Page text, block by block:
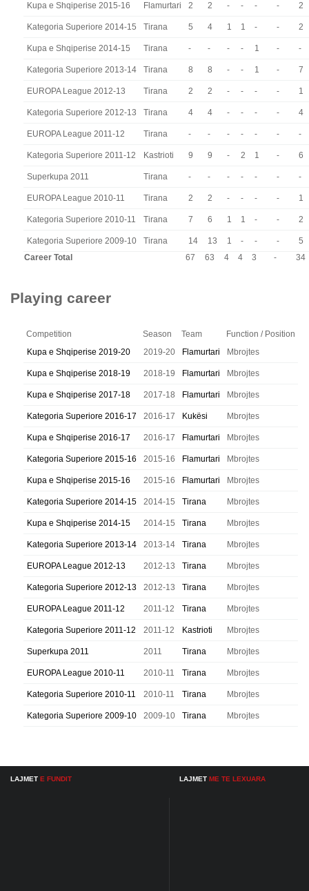
Kupa e Shqiperise 2015-16 Flamurtari 2 2 - - - - 2
Kategoria Superiore 2014-15 Tirana 5 4 1 1 - - 2
Kupa e Shqiperise 2014-15 Tirana - - - - 1 - -
Kategoria Superiore 2013-14 Tirana 8 8 - - 1 - 7
EUROPA League 2012-13 Tirana 2 2 - - - - 1
Kategoria Superiore 2012-13 Tirana 4 4 - - - - 4
EUROPA League 2011-12 Tirana - - - - - - -
Kategoria Superiore 2011-12 Kastrioti 9 9 - 2 1 - 6
Superkupa 2011 Tirana - - - - - - -
EUROPA League 2010-11 Tirana 2 2 - - - - 1
Kategoria Superiore 2010-11 Tirana 7 6 1 1 - - 2
Kategoria Superiore 2009-10 Tirana 14 13 1 - - -
5
Career Total
67 63 4 4 3 - 34
Playing career
Competition Season Team
Function / Position
Kupa e Shqiperise 2019-20
2019-20 Flamurtari Mbrojtes
Kupa e Shqiperise 2018-19 2018-19 Flamurtari Mbrojtes
Kupa e Shqiperise 2017-18 2017-18 Flamurtari Mbrojtes
Kategoria Superiore 2016-17 2016-17 Kukësi Mbrojtes
Kupa e Shqiperise 2016-17 2016-17 Flamurtari Mbrojtes
Kategoria Superiore 2015-16 2015-16 Flamurtari Mbrojtes
Kupa e Shqiperise 2015-16 2015-16 Flamurtari Mbrojtes
Kategoria Superiore 2014-15 2014-15 Tirana Mbrojtes
Kupa e Shqiperise 2014-15 2014-15 Tirana Mbrojtes
Kategoria Superiore 2013-14 2013-14 Tirana Mbrojtes
EUROPA League 2012-13 2012-13 Tirana Mbrojtes
Kategoria Superiore 2012-13 2012-13 Tirana Mbrojtes
EUROPA League 2011-12 2011-12 Tirana Mbrojtes
Kategoria Superiore 2011-12 2011-12 Kastrioti Mbrojtes
Superkupa 2011 2011 Tirana Mbrojtes
EUROPA League 2010-11 2010-11 Tirana Mbrojtes
Kategoria Superiore 2010-11 2010-11 Tirana Mbrojtes
Kategoria Superiore 2009-10 2009-10 Tirana Mbrojtes
LAJMET E FUNDIT LAJMET ME TE LEXUARA